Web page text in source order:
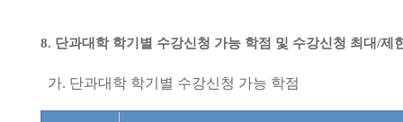
8. 단과대학 학기별 수강신청 가능 학점 및 수강신청 최대/제
가. 단과대학 학기별 수강신청 가능 학점